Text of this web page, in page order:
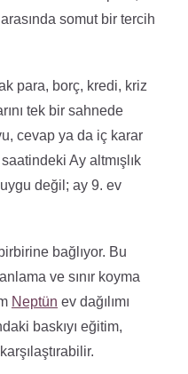
somut bir tercih
para, borç, kredi, kriz
tek bir sahnede
cevap ya da iç karar
Ay altmışlık
değil; ay 9. ev
bağlıyor. Bu
ve sınır koyma
Neptün ev dağılımı
baskıyı eğitim,